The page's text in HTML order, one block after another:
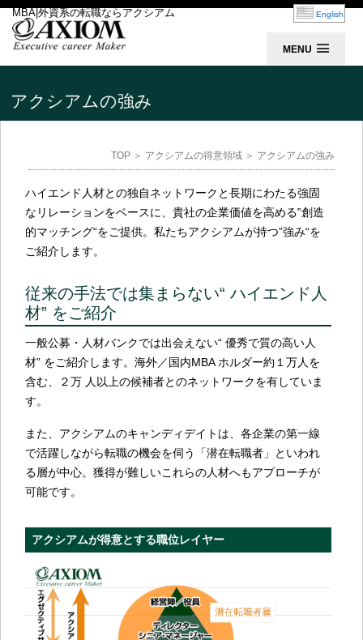
MBA|外資系の転職ならアクシアム English
MENU
アクシアムの強み
TOP＞ アクシアムの得意領域 ＞ アクシアムの強み
ハイエンド人材との独自ネットワークと長期にわたる強固
なリレーションをベースに、貴社の企業価値を高める‟創造
的マッチング“をご提供。私たちアクシアムが持つ”強み“を
ご紹介します。
従来の手法では集まらない“ ハイエンド人
材” をご紹介
一般公募・人材バンクでは出会えない“ 優秀で質の高い人
材” をご紹介します。海外／国内MBA ホルダー約１万人を
含む、２万 人以上の候補者とのネットワークを有していま
す。
また、アクシアムのキャンディデイトは、各企業の第一線
で活躍しながら転職の機会を伺う「潜在転職者」といわれ
る層が中心。獲得が難しいこれらの人材へもアプローチが
可能です。
アクシアムが得意とする職位レイヤー